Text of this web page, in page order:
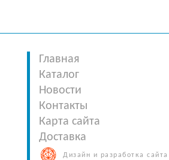
Главная
Каталог
Новости
Контакты
Карта сайта
Доставка
Дизайн и разработка сайта